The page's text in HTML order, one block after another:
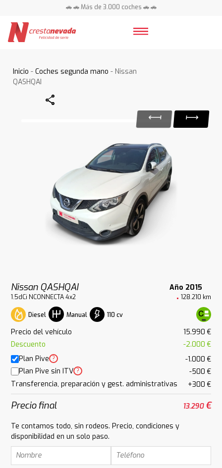
🚗 🚗 Más de 3.000 coches 🚗 🚗
Inicio -Coches segunda mano - Nissan
QASHQAI
Share
Nissan QASHQAI Año 2015
1.5dCi NCONNECTA 4x2 128.210 km
Diesel Manual 110 cv
Precio del vehículo
15.990 €
Descuento
-2.000 €
Plan Pive ?
-1.000 €
Plan Pive sin ITV ?
-500 €
Transferencia, preparación y gest. administrativas
+300 €
Precio final 13.290€
Te contamos todo, sin rodeos. Precio, condiciones y
disponibilidad en un solo paso.